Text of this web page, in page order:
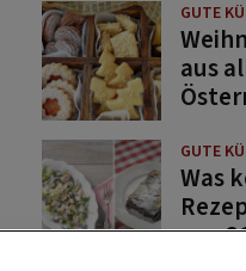
GUTE
aus
GUTE
Was
von